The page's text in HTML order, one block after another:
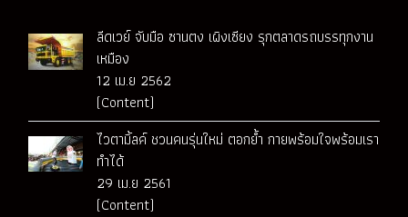
ลีดเวย์ จับมือ ซานตง เผิงเซียง รุกตลาดรถบรรทุกงาน
เหมือง
12 เม.ย 2562
(Content)
ไวตามิ้ลค์ ชวนคนรุ่นใหม่ ตอกย้ำ กายพร้อมใจพร้อมเรา
ทำได้
29 เม.ย 2561
(Content)